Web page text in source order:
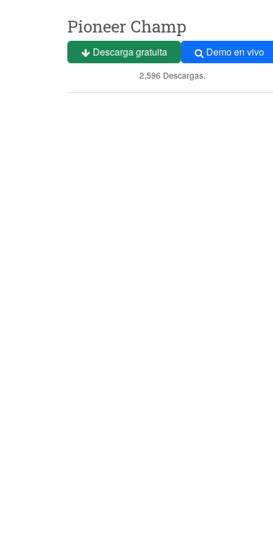
Pioneer Champ
Descarga gratuita Demo en vivo
2,596 Descargas.